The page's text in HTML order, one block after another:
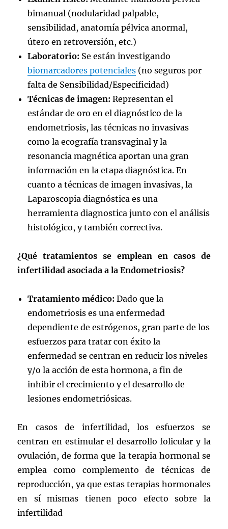
bimanual (nodularidad palpable,
sensibilidad, anatomía pélvica anormal,
útero en retroversión, etc.)
Laboratorio: Se están investigando
biomarcadores potenciales (no seguros por
falta de Sensibilidad/Especificidad)
Técnicas de imagen:Representan el
estándar de oro en el diagnóstico de la
endometriosis, las técnicas no invasivas
como la ecografía transvaginal y la
resonancia magnética aportan una gran
información en la etapa diagnóstica. En
cuanto a técnicas de imagen invasivas, la
Laparoscopia diagnóstica es una
herramienta diagnostica junto con el análisis
histológico, y también correctiva.
¿Qué tratamientos se emplean en casos de
infertilidad asociada a la Endometriosis?
Tratamiento médico: Dado que la
endometriosis es una enfermedad
dependiente de estrógenos, gran parte de los
esfuerzos para tratar con éxito la
enfermedad se centran en reducir los niveles
y/o la acción de esta hormona, a fin de
inhibir el crecimiento y el desarrollo de
lesiones endometriósicas.
En casos de infertilidad, los esfuerzos se
centran en estimular el desarrollo folicular y la
ovulación, de forma que la terapia hormonal se
emplea como complemento de técnicas de
reproducción, ya que estas terapias hormonales
en sí mismas tienen poco efecto sobre la
infertilidad